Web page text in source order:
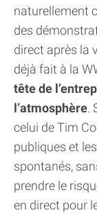
naturellement
des
direct après la
déjà fait à la
tête de
l’atmosphère.
celui de Tim
publiques et
spontanés,
prendre le
en direct pour